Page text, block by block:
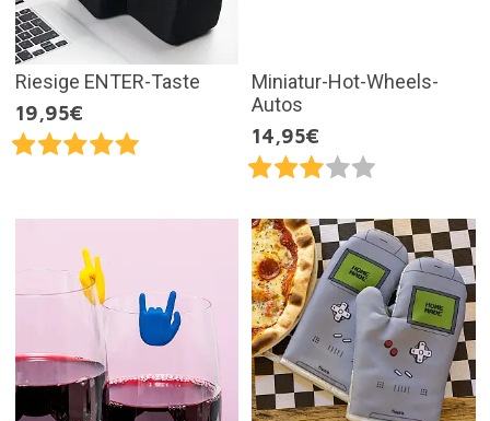
Riesige ENTER-Taste
19,95€
Miniatur-Hot-Wheels-
Autos
14,95€